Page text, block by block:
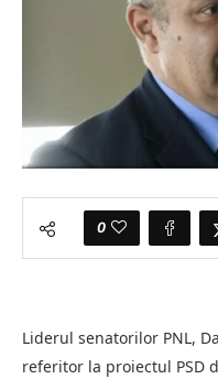
0
Liderul senatorilor PNL,
referitor la proiectul PSD